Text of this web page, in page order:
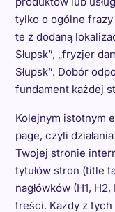
tylko o ogólne
te z dodaną
Słupsk”, „fryzjer
Słupsk”. Dobór
fundament każdej
Kolejnym istotnym
page, czyli
Twojej stronie
tytułów stron (title
nagłówków (H1,
treści. Każdy z